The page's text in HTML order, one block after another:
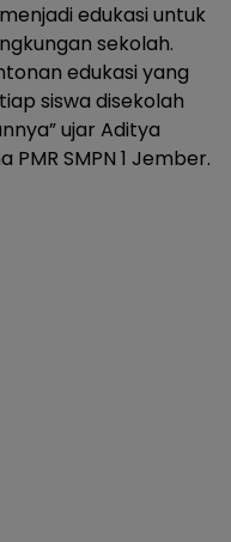
edukasi untuk
sekolah.
edukasi yang
siswa disekolah
ujar Aditya
SMPN 1 Jember.